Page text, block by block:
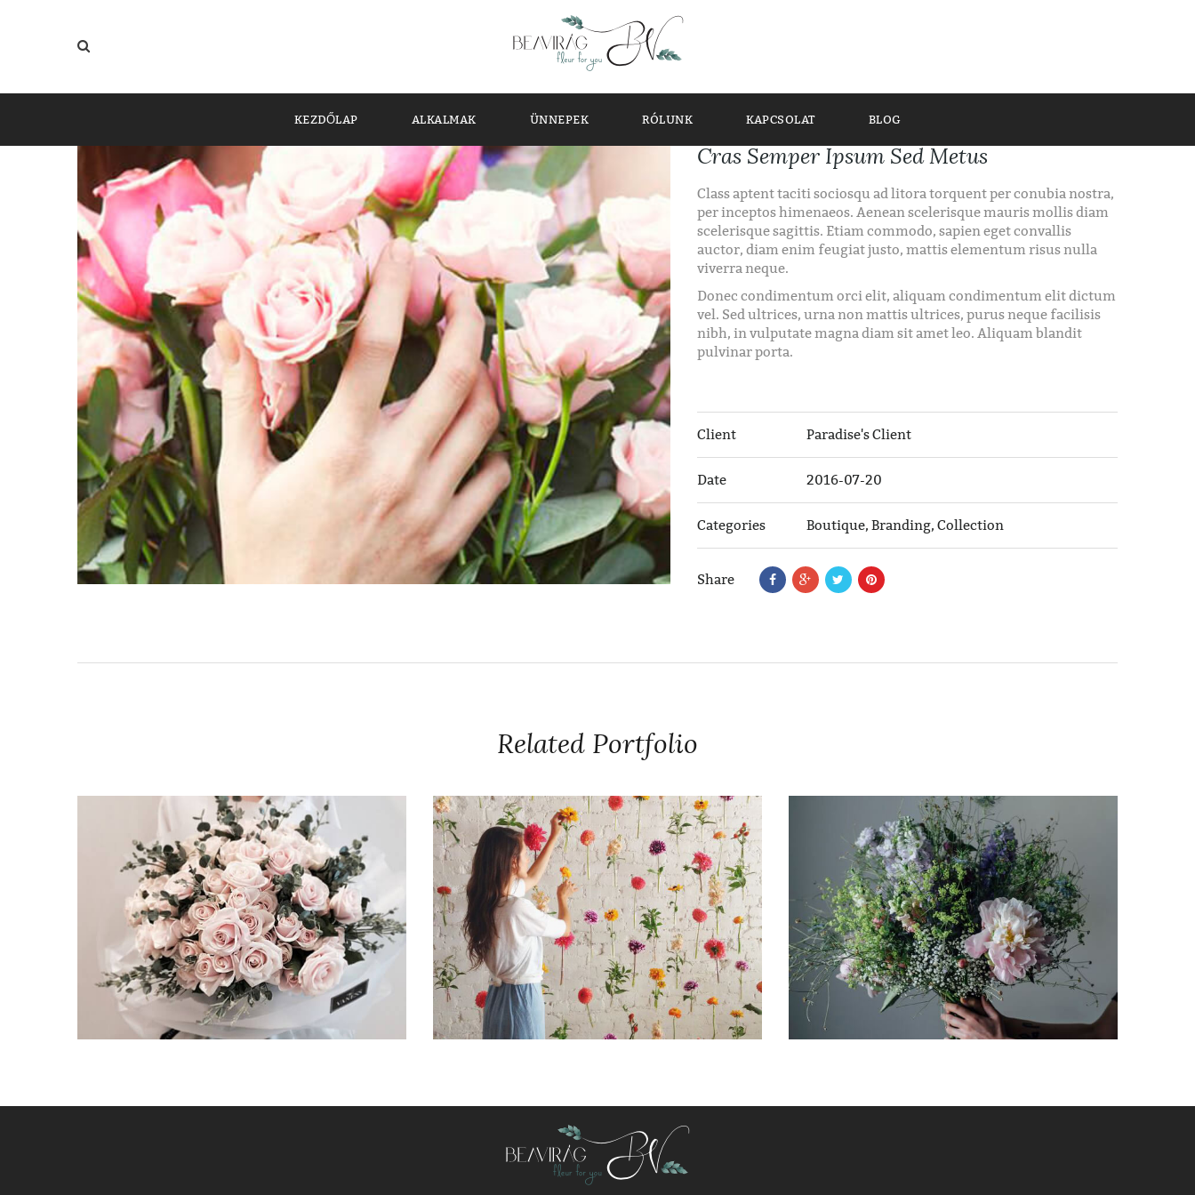
KEZDŐLAP ALKALMAK ÜNNEPEK RÓLUNK KAPCSOLAT BLOG
Cras Semper Ipsum Sed Metus
Class aptent taciti sociosqu ad litora torquent per conubia nostra,
per inceptos himenaeos. Aenean scelerisque mauris mollis diam
scelerisque sagittis. Etiam commodo, sapien eget convallis
auctor, diam enim feugiat justo, mattis elementum risus nulla
viverra neque.
Donec condimentum orci elit, aliquam condimentum elit dictum
vel. Sed ultrices, urna non mattis ultrices, purus neque facilisis
nibh, in vulputate magna diam sit amet leo. Aliquam blandit
pulvinar porta.
Client Paradise's Client
Date 2016-07-20
Categories Boutique, Branding, Collection
Share
Related Portfolio